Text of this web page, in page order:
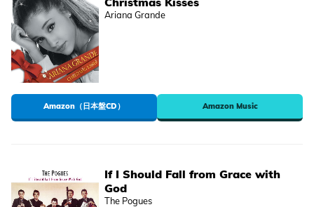
Ariana Grande
Amazon（日本盤CD） Amazon Music
If I Should Fall from Grace with
God
The Pogues